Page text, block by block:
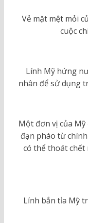
Vẻ mặt mệt mỏi
cuộc
Lính Mỹ hứng
nhân để sử dụng
Một đơn vị của
đạn pháo từ
có thể thoát
Lính bắn tỉa Mỹ